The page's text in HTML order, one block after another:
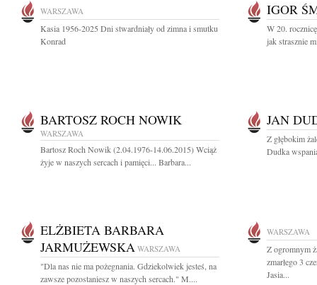
WARSZAWA
Kasia 1956-2025 Dni stwardniały od zimna i smutku
Konrad
IGOR
W 20.
jak strasznie
BARTOSZ ROCH NOWIK
WARSZAWA
Bartosz Roch Nowik (2.04.1976-14.06.2015) Wciąż
żyje w naszych sercach i pamięci... Barbara...
JAN
Z głębokim
Dudka
ELŻBIETA BARBARA
JARMUŻEWSKA WARSZAWA
"Dla nas nie ma pożegnania. Gdziekolwiek jesteś, na
zawsze pozostaniesz w naszych sercach." M....
WARSZAWA
Z ogromnym
zmarłego 3
Jasia...